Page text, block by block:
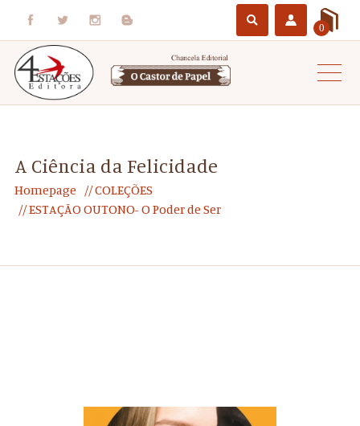
0
A Ciência da Felicidade
Homepage
COLEÇÕES
ESTAÇÃO OUTONO- O Poder de Ser